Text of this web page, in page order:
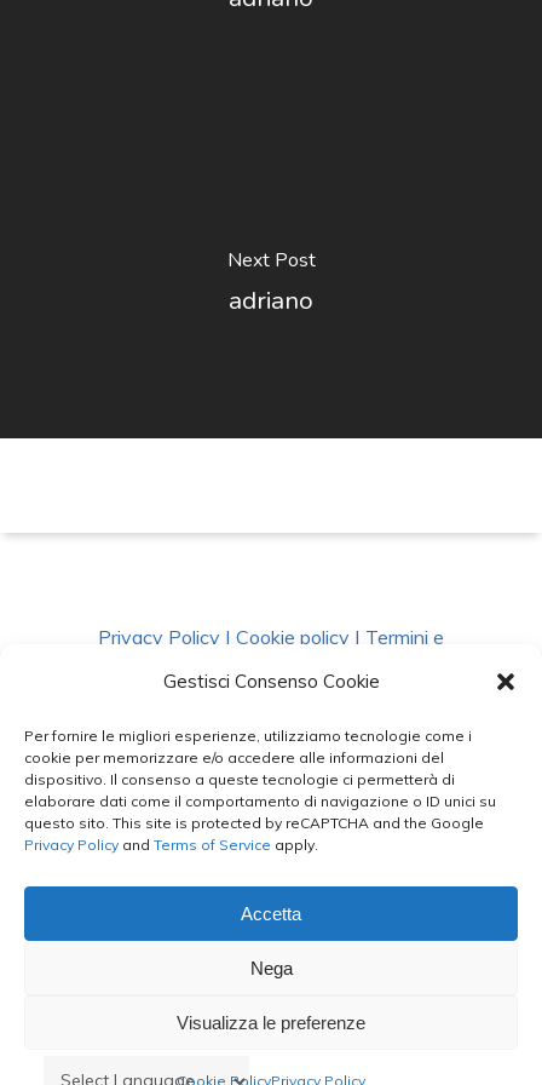
Gestisci Consenso Cookie
Per fornire le migliori esperienze, utilizziamo tecnologie come i
cookie per memorizzare e/o accedere alle informazioni del
dispositivo. Il consenso a queste tecnologie ci permetterà di
elaborare dati come il comportamento di navigazione o ID unici su
questo sito. This site is protected by reCAPTCHA and the Google
Privacy Policy and Terms of Service apply.
Accetta
Nega
Visualizza le preferenze
Cookie PolicyPrivacy Policy
Next Post
adriano
Privacy Policy | Cookie policy | Termini e
Condizioni|Richiedi Dati
facebook instagram whatsappphone
email
Le Bontà del Capo ©